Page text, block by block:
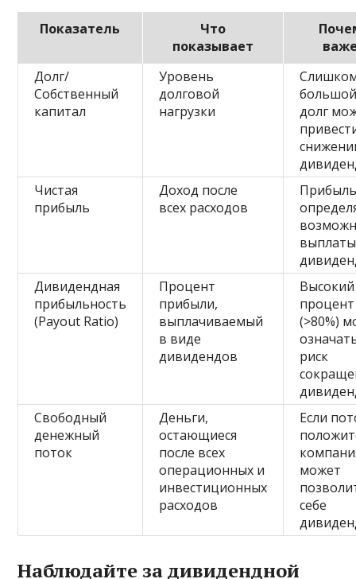
Показатель
Что
показывает
Долг/
Собственный
капитал
Уровень
долговой
нагрузки
долг
Чистая
прибыль
Доход после
всех расходов
выплаты
Дивидендная
прибыльность
(Payout Ratio)
Процент
прибыли,
выплачиваемый
в виде
дивидендов
Высокий
процент
(>80%)
риск
Свободный
денежный
поток
Деньги,
остающиеся
после всех
операционных и
инвестиционных
расходов
Если
может
себе
Наблюдайте за дивидендной